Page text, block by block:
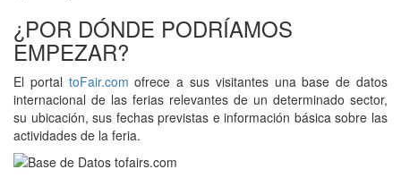
¿POR DÓNDE PODRÍAMOS
EMPEZAR?
El portal toFair.com ofrece a sus visitantes una base de datos
internacional de las ferias relevantes de un determinado sector,
su ubicación, sus fechas previstas e información básica sobre las
actividades de la feria.